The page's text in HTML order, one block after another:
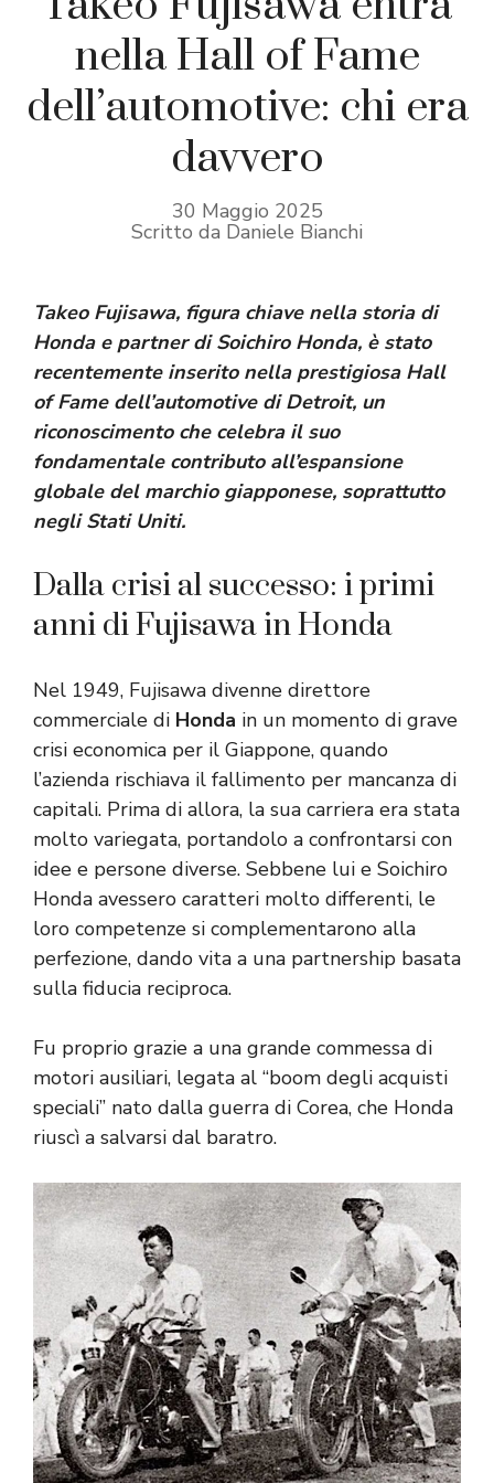
nella Hall of Fame
dell’automotive: chi era
davvero
30 Maggio 2025
Scritto da Daniele Bianchi
Takeo Fujisawa, figura chiave nella storia di
Honda e partner di Soichiro Honda, è stato
recentemente inserito nella prestigiosa Hall
of Fame dell’automotive di Detroit, un
riconoscimento che celebra il suo
fondamentale contributo all’espansione
globale del marchio giapponese, soprattutto
negli Stati Uniti.
Dalla crisi al successo: i primi
anni di Fujisawa in Honda
Nel 1949, Fujisawa divenne direttore
commerciale di Honda in un momento di grave
crisi economica per il Giappone, quando
l’azienda rischiava il fallimento per mancanza di
capitali. Prima di allora, la sua carriera era stata
molto variegata, portandolo a confrontarsi con
idee e persone diverse. Sebbene lui e Soichiro
Honda avessero caratteri molto differenti, le
loro competenze si complementarono alla
perfezione, dando vita a una partnership basata
sulla fiducia reciproca.
Fu proprio grazie a una grande commessa di
motori ausiliari, legata al “boom degli acquisti
speciali” nato dalla guerra di Corea, che Honda
riuscì a salvarsi dal baratro.